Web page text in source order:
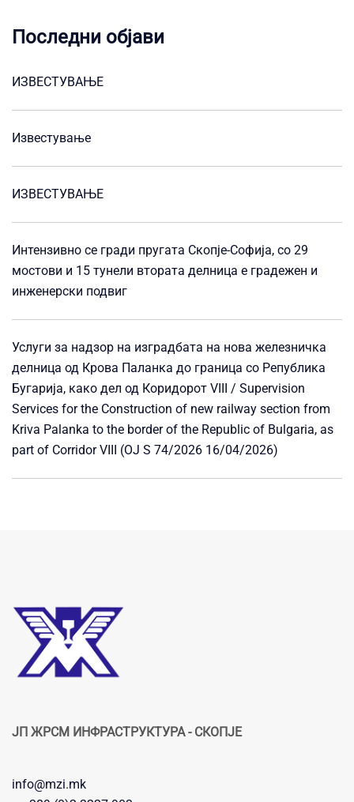
Последни објави
ИЗВЕСТУВАЊЕ
Известување
ИЗВЕСТУВАЊЕ
Интензивно се гради пругата Скопје-Софија, со 29
мостови и 15 тунели втората делница е градежен и
инженерски подвиг
Услуги за надзор на изградбата на нова железничка
делница од Крова Паланка до граница со Република
Бугарија, како дел од Коридорот VIII / Supervision
Services for the Construction of new railway section from
Kriva Palanka to the border of the Republic of Bulgaria, as
part of Corridor VIII (OJ S 74/2026 16/04/2026)
ЈП ЖРСМ ИНФРАСТРУКТУРА - СКОПЈЕ
info@mzi.mk